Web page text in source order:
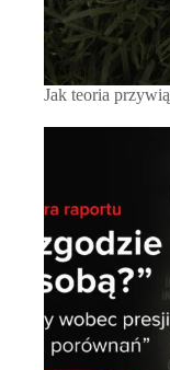
Jak teoria